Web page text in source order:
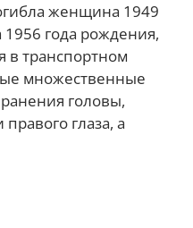
женщина 1949
года рождения,
в транспортном
множественные
головы,
глаза, а